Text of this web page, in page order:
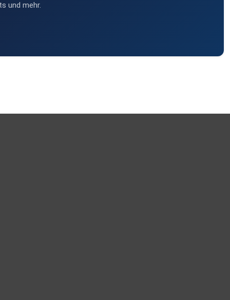
und mehr.